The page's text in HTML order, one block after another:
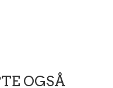
OGSÅ